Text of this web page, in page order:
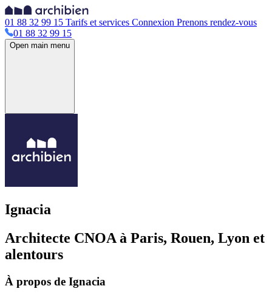
01 88 32 99 15 Tarifs et services Connexion Prenons rendez-vous
01 88 32 99 15
Open main menu
Ignacia
Architecte CNOA à Paris, Rouen, Lyon et
alentours
À propos de Ignacia